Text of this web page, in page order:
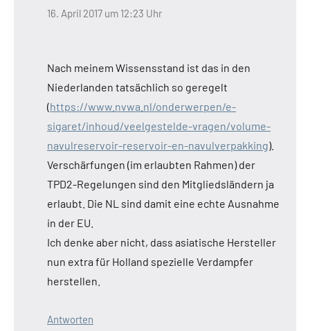
16. April 2017 um 12:23 Uhr
Nach meinem Wissensstand ist das in den
Niederlanden tatsächlich so geregelt
(https://www.nvwa.nl/onderwerpen/e-
sigaret/inhoud/veelgestelde-vragen/volume-
navulreservoir-reservoir-en-navulverpakking).
Verschärfungen (im erlaubten Rahmen) der
TPD2-Regelungen sind den Mitgliedsländern ja
erlaubt. Die NL sind damit eine echte Ausnahme
in der EU.
Ich denke aber nicht, dass asiatische Hersteller
nun extra für Holland spezielle Verdampfer
herstellen.
Antworten